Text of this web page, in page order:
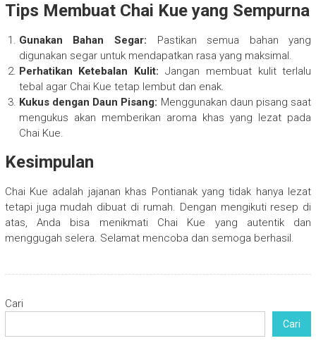
Tips Membuat Chai Kue yang Sempurna
Gunakan Bahan Segar: Pastikan semua bahan yang
digunakan segar untuk mendapatkan rasa yang maksimal.
Perhatikan Ketebalan Kulit: Jangan membuat kulit terlalu
tebal agar Chai Kue tetap lembut dan enak.
Kukus dengan Daun Pisang: Menggunakan daun pisang saat
mengukus akan memberikan aroma khas yang lezat pada
Chai Kue.
Kesimpulan
Chai Kue adalah jajanan khas Pontianak yang tidak hanya lezat
tetapi juga mudah dibuat di rumah. Dengan mengikuti resep di
atas, Anda bisa menikmati Chai Kue yang autentik dan
menggugah selera. Selamat mencoba dan semoga berhasil.
Cari
Cari